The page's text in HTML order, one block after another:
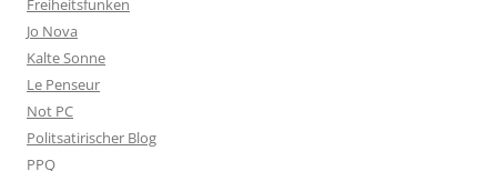
Freiheitsfunken
Jo Nova
Kalte Sonne
Le Penseur
Not PC
Politsatirischer Blog
PPQ